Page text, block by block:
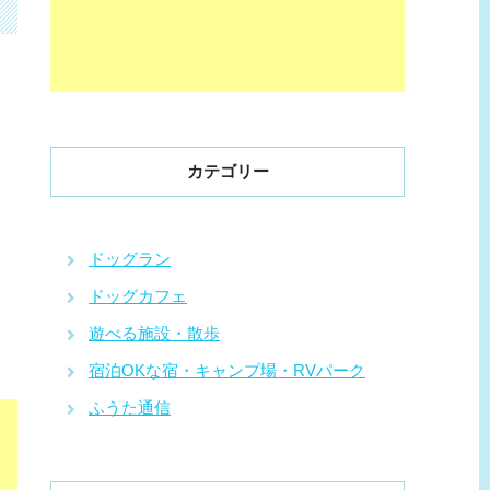
カテゴリー
ドッグラン
ドッグカフェ
遊べる施設・散歩
宿泊OKな宿・キャンプ場・RVパーク
ふうた通信